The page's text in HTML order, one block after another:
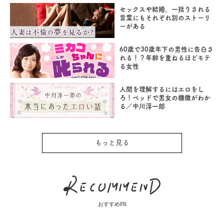
セックスや結婚。一括りされる
言葉にもそれぞれ別のストーリ
ーがある
60歳で30歳年下の男性に告白さ
れる！？年齢を重ねるほどモテ
る女性
人間を理解するにはエロをし
ろ！ベッドで男女の機微がわか
る／中川淳一郎
もっと見る
おすすめPR